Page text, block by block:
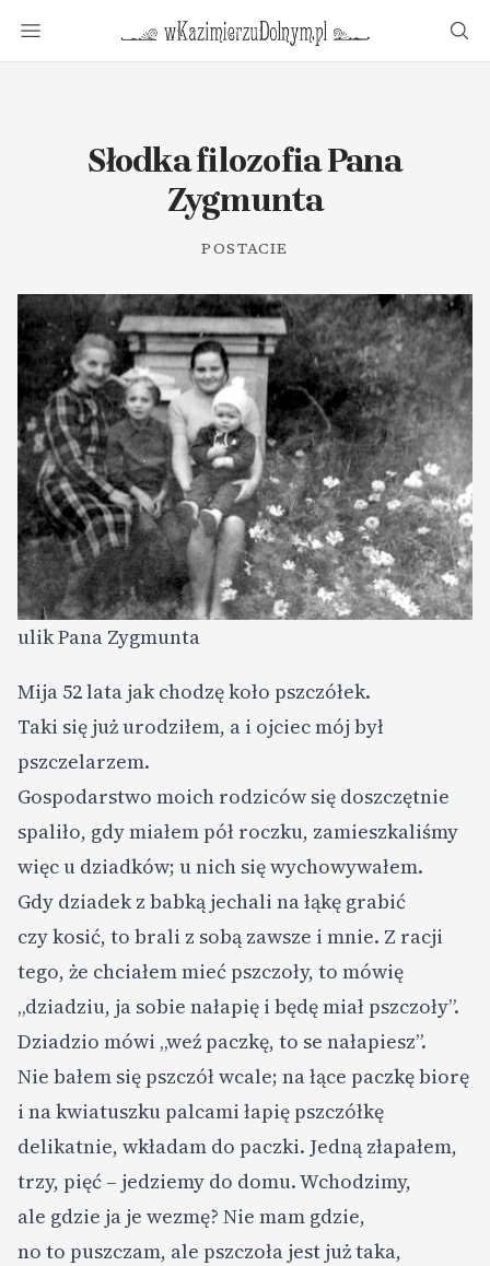
Menu w Kazimierzu Dolnym.pl
Słodka filozofia Pana
Zygmunta
POSTACIE
ulik Pana Zygmunta
Mija 52 lata jak chodzę koło pszczółek.
Taki się już urodziłem, a i ojciec mój był
pszczelarzem.
Gospodarstwo moich rodziców się doszczętnie
spaliło, gdy miałem pół roczku, zamieszkaliśmy
więc u dziadków; u nich się wychowywałem.
Gdy dziadek z babką jechali na łąkę grabić
czy kosić, to brali z sobą zawsze i mnie. Z racji
tego, że chciałem mieć pszczoły, to mówię
„dziadziu, ja sobie nałapię i będę miał pszczoły”.
Dziadzio mówi „weź paczkę, to se nałapiesz”.
Nie bałem się pszczół wcale; na łące paczkę biorę
i na kwiatuszku palcami łapię pszczółkę
delikatnie, wkładam do paczki. Jedną złapałem,
trzy, pięć – jedziemy do domu. Wchodzimy,
ale gdzie ja je wezmę? Nie mam gdzie,
no to puszczam, ale pszczoła jest już taka,